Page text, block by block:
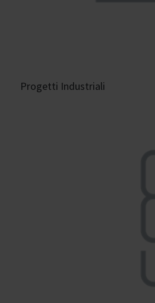
Progetti Industriali